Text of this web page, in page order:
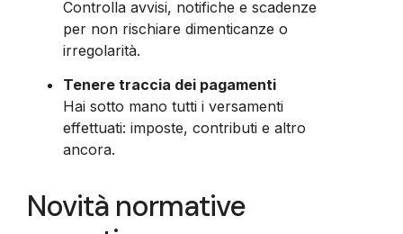
Controlla avvisi, notifiche e scadenze
per non rischiare dimenticanze o
irregolarità.
Tenere traccia dei pagamenti
Hai sotto mano tutti i versamenti
effettuati: imposte, contributi e altro
ancora.
Novità normative